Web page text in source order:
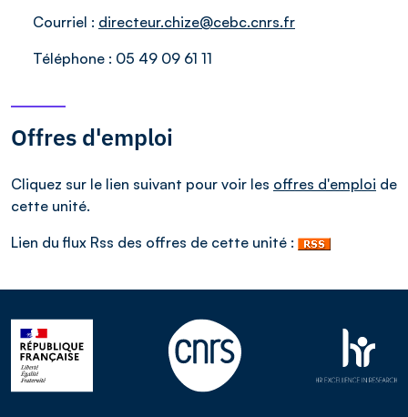
Courriel : directeur.chize@cebc.cnrs.fr
Téléphone : 05 49 09 61 11
Offres d'emploi
Cliquez sur le lien suivant pour voir les offres d'emploi de
cette unité.
Lien du flux Rss des offres de cette unité :